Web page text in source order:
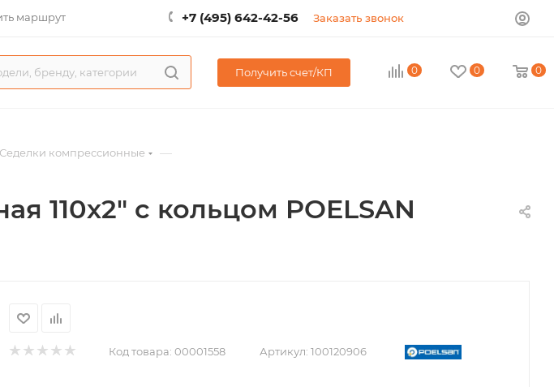
маршрут +7 (495) 642-42-56 Заказать звонок
Получить счет/КП 0 0 0
Седелки компрессионные —
110х2" с кольцом POELSAN
Код товара: 00001558 Артикул: 100120906